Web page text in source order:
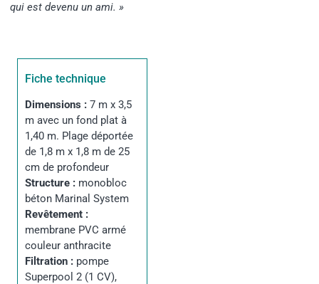
qui est devenu un ami. »
Fiche technique
Dimensions : 7 m x 3,5
m avec un fond plat à
1,40 m. Plage déportée
de 1,8 m x 1,8 m de 25
cm de profondeur
Structure : monobloc
béton Marinal System
Revêtement :
membrane PVC armé
couleur anthracite
Filtration : pompe
Superpool 2 (1 CV),